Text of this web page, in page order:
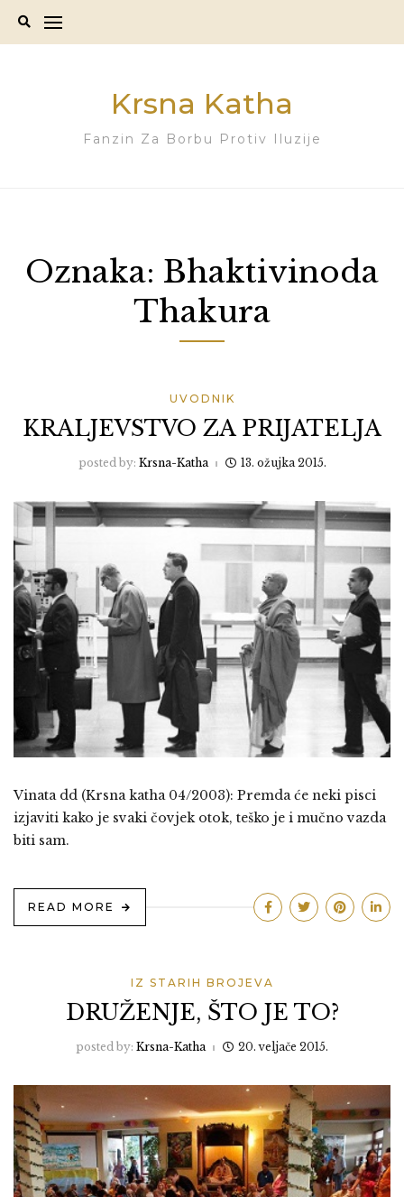
Krsna Katha
Fanzin Za Borbu Protiv Iluzije
Oznaka: Bhaktivinoda
Thakura
UVODNIK
KRALJEVSTVO ZA PRIJATELJA
posted by: Krsna-Katha 13. ožujka 2015.
Vinata dd (Krsna katha 04/2003): Premda će neki pisci
izjaviti kako je svaki čovjek otok, teško je i mučno vazda
biti sam.
READ MORE
IZ STARIH BROJEVA
DRUŽENJE, ŠTO JE TO?
posted by: Krsna-Katha 20. veljače 2015.